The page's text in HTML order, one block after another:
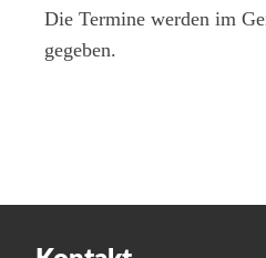
Die Termine werden im
gegeben.